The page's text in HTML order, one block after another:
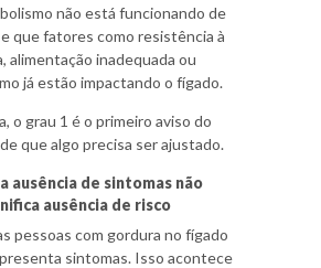
não está funcionando de
que fatores como resistência à
alimentação inadequada ou
já estão impactando o fígado.
o grau 1 é o primeiro aviso do
que algo precisa ser ajustado.
ausência de sintomas não
ausência de risco
pessoas com gordura no fígado
sintomas. Isso acontece